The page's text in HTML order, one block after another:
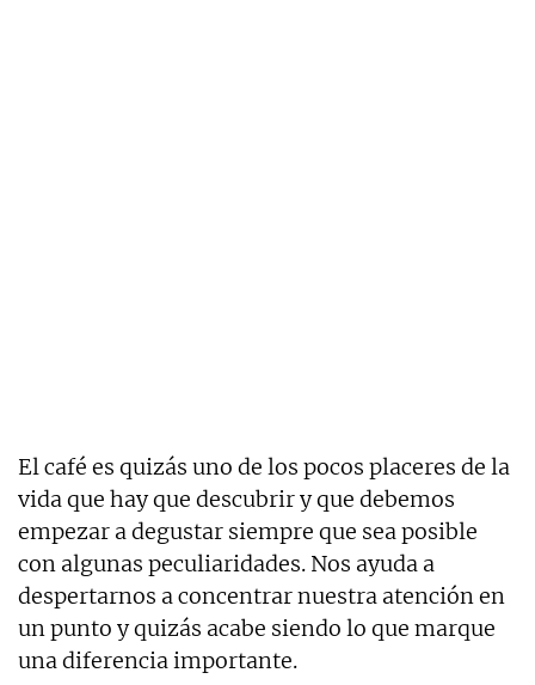
El café es quizás uno de los pocos placeres de la
vida que hay que descubrir y que debemos
empezar a degustar siempre que sea posible
con algunas peculiaridades. Nos ayuda a
despertarnos a concentrar nuestra atención en
un punto y quizás acabe siendo lo que marque
una diferencia importante.